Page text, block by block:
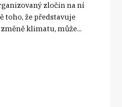
zločin na ní
toho, že představuje
klimatu, může...